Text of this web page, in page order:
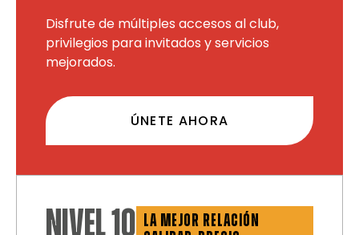
Disfrute de múltiples accesos al club,
privilegios para invitados y servicios
mejorados.
ÚNETE AHORA
NIVEL 10 LA MEJOR RELACIÓN